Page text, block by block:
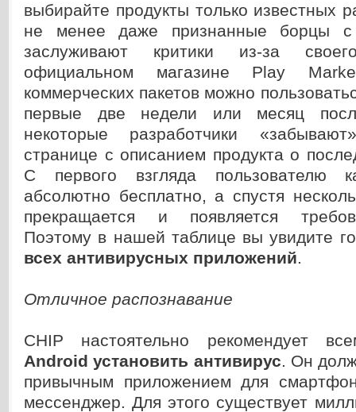
выбирайте продукты только известных
не менее даже признанные борцы с
заслуживают критики из-за
официальном магазине Play
коммерческих пакетов можно
первые две недели или месяц
некоторые разработчики
странице с описанием продукта о
С первого взгляда пользователю
абсолютно бесплатно, а спустя
прекращается и появляется
Поэтому в нашей таблице вы увидите
всех антивирусных приложений.
Отличное распознавание
CHIP настоятельно рекомендует
Android установить антивирус. Он
привычным приложением для
мессенджер. Для этого существует